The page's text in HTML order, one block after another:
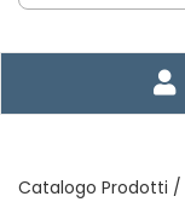
Catalogo Prodotti /